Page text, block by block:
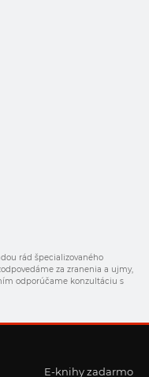
rád špecializovaného
za zranenia a ujmy,
odporúčame konzultáciu s
E-knihy zadarmo